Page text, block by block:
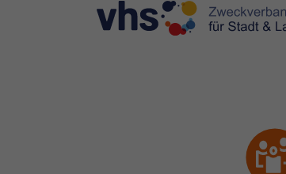
Skip to main content
Skip to page footer